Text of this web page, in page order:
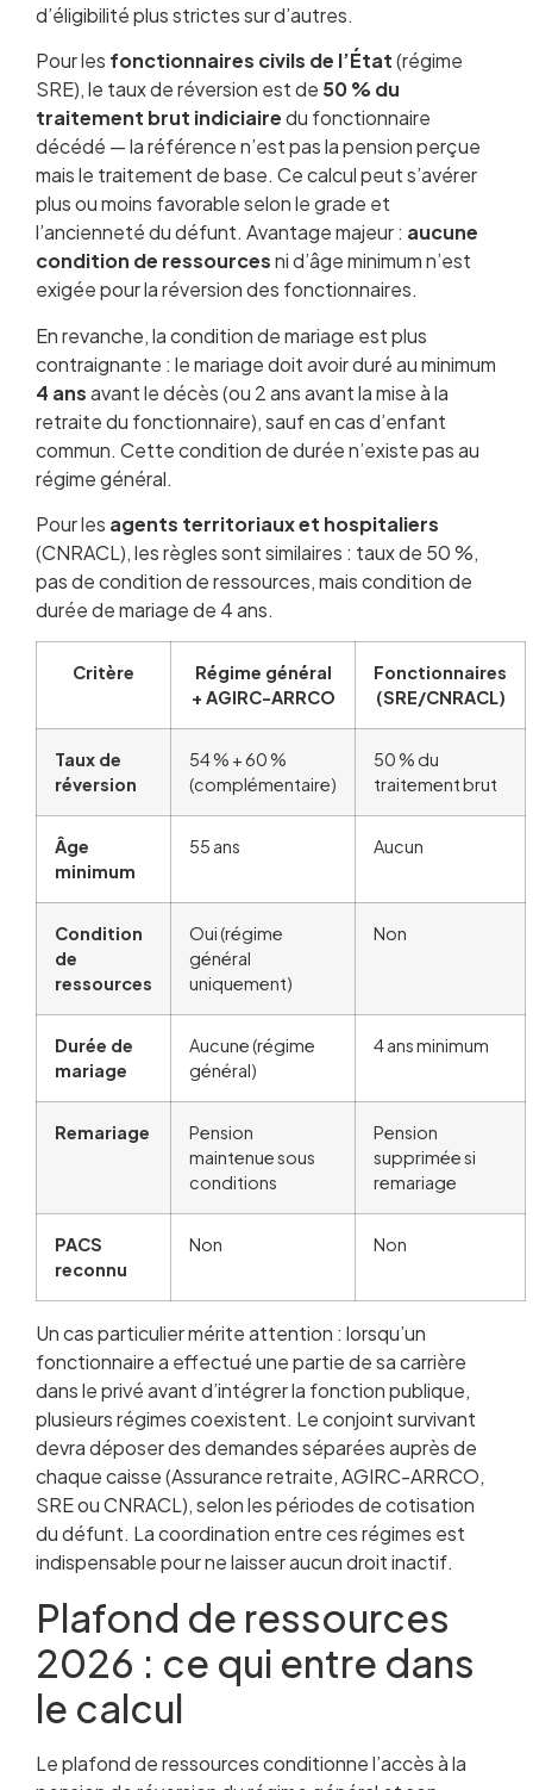
d’éligibilité plus strictes sur d’autres.
Pour les fonctionnaires civils de l’État(régime
SRE), le taux de réversion est de 50 % du
traitement brut indiciairedu fonctionnaire
décédé — la référence n’est pas la pension perçue
mais le traitement de base. Ce calcul peut s’avérer
plus ou moins favorable selon le grade et
l’ancienneté du défunt. Avantage majeur : aucune
condition de ressourcesni d’âge minimum n’est
exigée pour la réversion des fonctionnaires.
En revanche, la condition de mariage est plus
contraignante : le mariage doit avoir duré au minimum
4 ansavant le décès (ou 2 ans avant la mise à la
retraite du fonctionnaire), sauf en cas d’enfant
commun. Cette condition de durée n’existe pas au
régime général.
Pour les agents territoriaux et hospitaliers
(CNRACL), les règles sont similaires : taux de 50 %,
pas de condition de ressources, mais condition de
durée de mariage de 4 ans.
Critère
Régime général
+ AGIRC-ARRCO
Fonctionnaires
(SRE/CNRACL)
Taux de
réversion
54 % + 60 %
(complémentaire)
50 % du
traitement brut
Âge
minimum
55 ans Aucun
Condition
de
ressources
Oui (régime
général
uniquement)
Non
Durée de
mariage
Aucune (régime
général)
4 ans minimum
Remariage
Pension
maintenue sous
conditions
Pension
supprimée si
remariage
PACS
reconnu
Non Non
Un cas particulier mérite attention : lorsqu’un
fonctionnaire a effectué une partie de sa carrière
dans le privé avant d’intégrer la fonction publique,
plusieurs régimes coexistent. Le conjoint survivant
devra déposer des demandes séparées auprès de
chaque caisse (Assurance retraite, AGIRC-ARRCO,
SRE ou CNRACL), selon les périodes de cotisation
du défunt. La coordination entre ces régimes est
indispensable pour ne laisser aucun droit inactif.
Plafond de ressources
2026 : ce qui entre dans
le calcul
Le plafond de ressources conditionne l’accès à la